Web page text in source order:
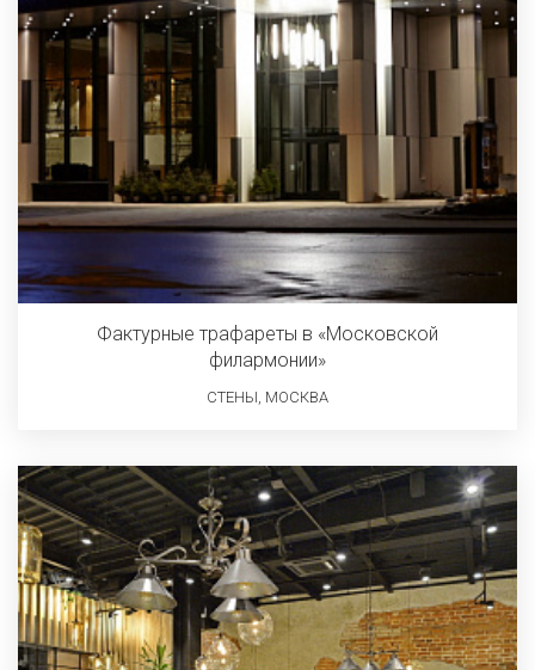
Фактурные трафареты в «Московской
филармонии»
СТЕНЫ, МОСКВА